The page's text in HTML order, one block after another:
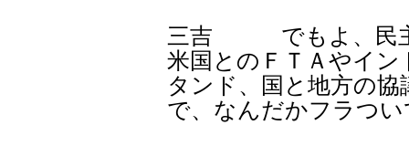
三吉 でもよ、民主
米国とのＦＴＡやイ
タンド、国と地方の
で、なんだかフラつ